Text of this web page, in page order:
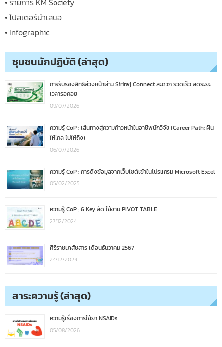
• รายการ KM Society
• โปสเตอร์นำเสนอ
• Infographic
ชุมชนนักปฏิบัติ (ล่าสุด)
การรับรองสิทธิล่วงหน้าผ่าน Siriraj Connect สะดวก รวดเร็ว ลดระยะ
เวลารอคอย
09/07/2026
ความรู้ CoP : เส้นทางสู่ความก้าวหน้าในอาชีพนักวิจัย (Career Path: ฝัน
ให้ไกล ไปให้ถึง)
06/07/2026
ความรู้ CoP : การดึงข้อมูลจากเว็บไซต์เข้าในโปรแกรม Microsoft Excel
05/02/2025
ความรู้ CoP : 6 Key ลัด ใช้งาน PIVOT TABLE
27/12/2024
ศิริราชเภสัชสาร เดือนธันวาคม 2567
24/12/2024
สาระความรู้ (ล่าสุด)
ความรู้เรื่องการใช้ยา NSAIDs
05/08/2026